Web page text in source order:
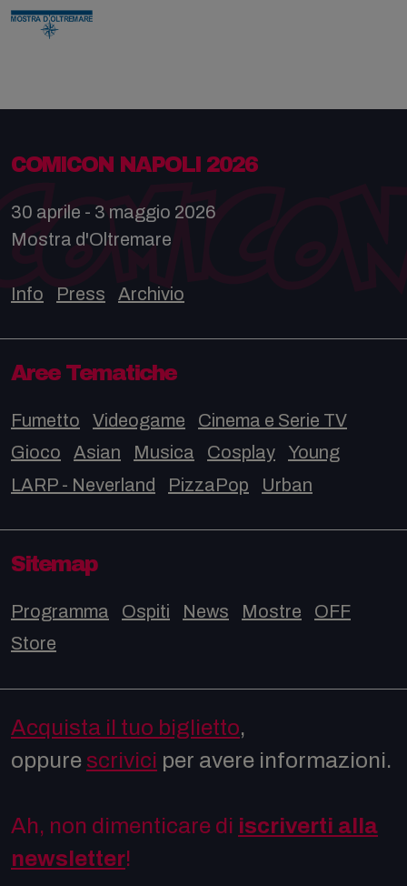
COMICON NAPOLI 2026
30 aprile - 3 maggio 2026
Mostra d'Oltremare
Info Press Archivio
Aree Tematiche
Fumetto Videogame
Cinema e Serie TV
Gioco
Asian Musica Cosplay
Young
LARP - Neverland
PizzaPop Urban
Sitemap
Programma Ospiti News Mostre
OFF
Store
Acquista il tuo biglietto,
oppure scrivici per avere informazioni.
Ah, non dimenticare di iscriverti alla
newsletter!